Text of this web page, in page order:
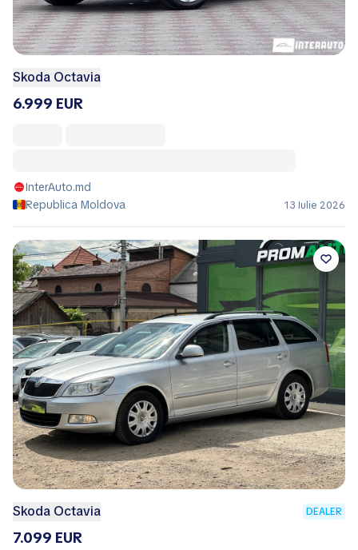
Skoda Octavia
6.999 EUR
InterAuto.md
Republica Moldova
13 Iulie 2026
Skoda Octavia DEALER
7.099 EUR